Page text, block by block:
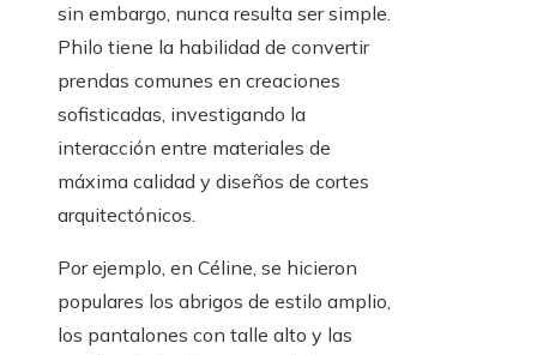
sin embargo, nunca resulta ser simple.
Philo tiene la habilidad de convertir
prendas comunes en creaciones
sofisticadas, investigando la
interacción entre materiales de
máxima calidad y diseños de cortes
arquitectónicos.
Por ejemplo, en Céline, se hicieron
populares los abrigos de estilo amplio,
los pantalones con talle alto y las